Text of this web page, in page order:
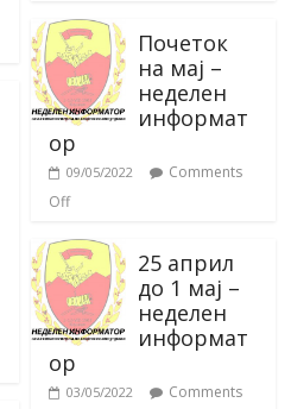
Почеток
на мај –
неделен
информат
ор
09/05/2022
Comments
Off
25 април
до 1 мај –
неделен
информат
ор
03/05/2022
Comments